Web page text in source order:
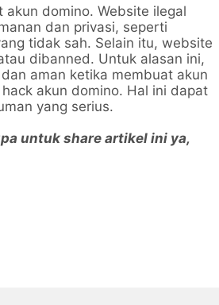
domino. Website ilegal
dan privasi, seperti
tidak sah. Selain itu, website
dibanned. Untuk alasan ini,
aman ketika membuat akun
akun domino. Hal ini dapat
yang serius.
untuk share artikel ini ya,